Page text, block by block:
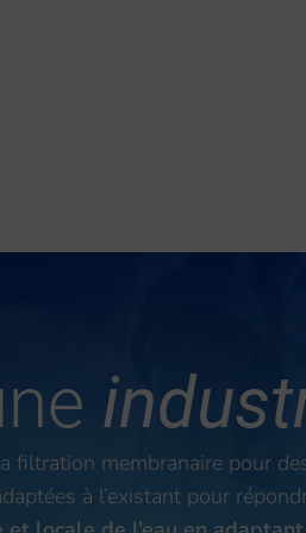
filtration membranaire pour
à l’existant pour